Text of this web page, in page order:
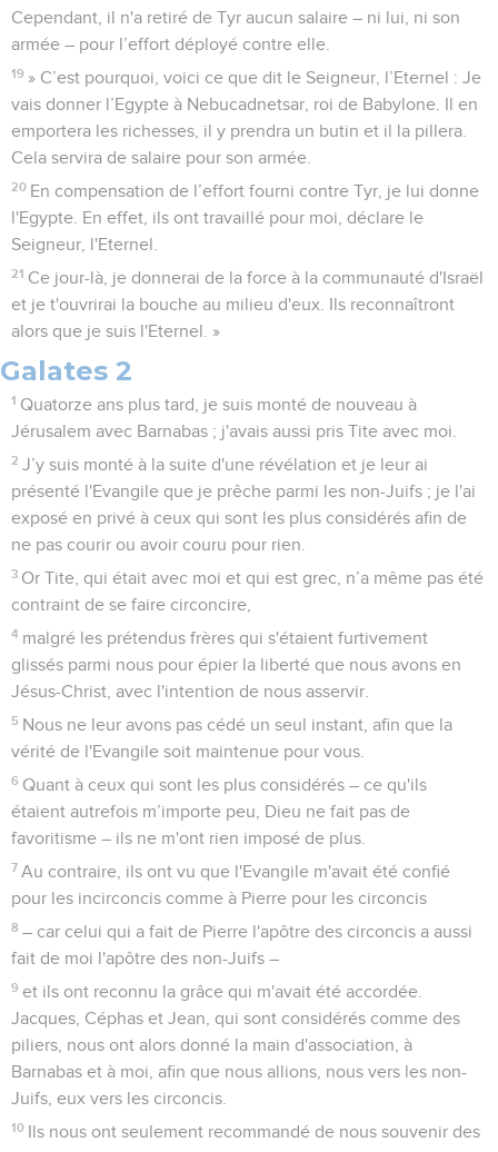
Cependant, il n'a retiré de Tyr aucun salaire – ni lui, ni son
armée – pour l’effort déployé contre elle.
19 » C’est pourquoi, voici ce que dit le Seigneur, l’Eternel : Je
vais donner l’Egypte à Nebucadnetsar, roi de Babylone. Il en
emportera les richesses, il y prendra un butin et il la pillera.
Cela servira de salaire pour son armée.
20 En compensation de l’effort fourni contre Tyr, je lui donne
l'Egypte. En effet, ils ont travaillé pour moi, déclare le
Seigneur, l'Eternel.
21 Ce jour-là, je donnerai de la force à la communauté d'Israël
et je t'ouvrirai la bouche au milieu d'eux. Ils reconnaîtront
alors que je suis l'Eternel. »
Galates 2
1 Quatorze ans plus tard, je suis monté de nouveau à
Jérusalem avec Barnabas ; j'avais aussi pris Tite avec moi.
2 J’y suis monté à la suite d'une révélation et je leur ai
présenté l'Evangile que je prêche parmi les non-Juifs ; je l'ai
exposé en privé à ceux qui sont les plus considérés afin de
ne pas courir ou avoir couru pour rien.
3 Or Tite, qui était avec moi et qui est grec, n’a même pas été
contraint de se faire circoncire,
4 malgré les prétendus frères qui s'étaient furtivement
glissés parmi nous pour épier la liberté que nous avons en
Jésus-Christ, avec l'intention de nous asservir.
5 Nous ne leur avons pas cédé un seul instant, afin que la
vérité de l'Evangile soit maintenue pour vous.
6 Quant à ceux qui sont les plus considérés – ce qu'ils
étaient autrefois m’importe peu, Dieu ne fait pas de
favoritisme – ils ne m'ont rien imposé de plus.
7 Au contraire, ils ont vu que l'Evangile m'avait été confié
pour les incirconcis comme à Pierre pour les circoncis
8 – car celui qui a fait de Pierre l'apôtre des circoncis a aussi
fait de moi l'apôtre des non-Juifs –
9 et ils ont reconnu la grâce qui m'avait été accordée.
Jacques, Céphas et Jean, qui sont considérés comme des
piliers, nous ont alors donné la main d'association, à
Barnabas et à moi, afin que nous allions, nous vers les non-
Juifs, eux vers les circoncis.
10 Ils nous ont seulement recommandé de nous souvenir des